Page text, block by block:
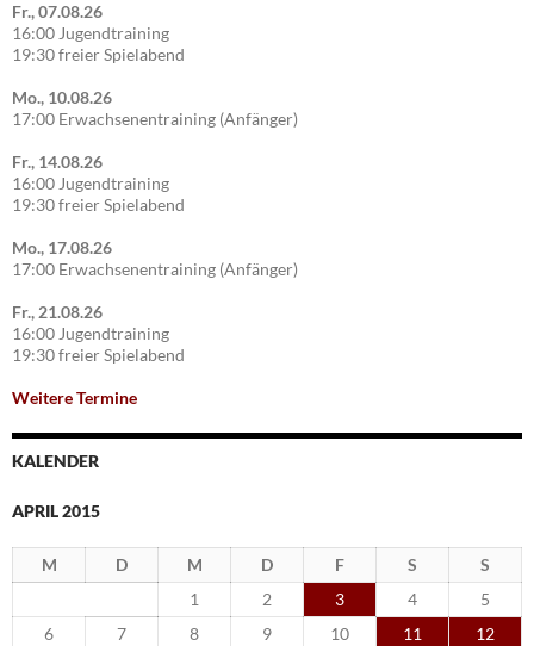
Fr., 07.08.26
16:00 Jugendtraining
19:30 freier Spielabend
Mo., 10.08.26
17:00 Erwachsenentraining (Anfänger)
Fr., 14.08.26
16:00 Jugendtraining
19:30 freier Spielabend
Mo., 17.08.26
17:00 Erwachsenentraining (Anfänger)
Fr., 21.08.26
16:00 Jugendtraining
19:30 freier Spielabend
Weitere Termine
KALENDER
APRIL 2015
M D M D F S
S
1
2 3 4
5
6
7 8 9 10 11
12